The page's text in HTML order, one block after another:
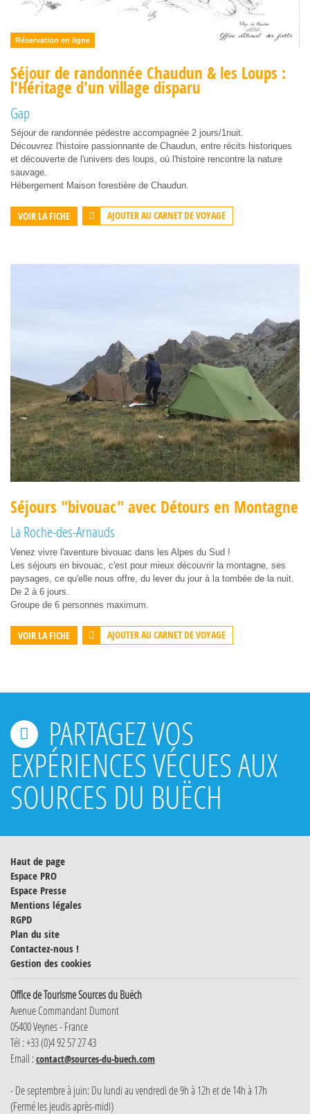
Réservation en ligne
Séjour de randonnée Chaudun & les Loups :
l'Héritage d'un village disparu
Gap
Séjour de randonnée pédestre accompagnée 2 jours/1nuit.
Découvrez l'histoire passionnante de Chaudun, entre récits historiques
et découverte de l'univers des loups, où l'histoire rencontre la nature
sauvage.
Hébergement Maison forestière de Chaudun.
VOIR LA FICHE AJOUTER AU CARNET DE VOYAGE
Séjours "bivouac" avec Détours en Montagne
La Roche-des-Arnauds
Venez vivre l'aventure bivouac dans les Alpes du Sud !
Les séjours en bivouac, c'est pour mieux découvrir la montagne, ses
paysages, ce qu'elle nous offre, du lever du jour à la tombée de la nuit.
De 2 à 6 jours.
Groupe de 6 personnes maximum.
VOIR LA FICHE AJOUTER AU CARNET DE VOYAGE
PARTAGEZ VOS
EXPÉRIENCES VÉCUES AUX
SOURCES DU BUËCH
Haut de page
Espace PRO
Espace Presse
Mentions légales
RGPD
Plan du site
Contactez-nous !
Gestion des cookies
Office de Tourisme Sources du Buëch
Avenue Commandant Dumont
05400 Veynes - France
Tél : +33 (0)4 92 57 27 43
Email :contact@sources-du-buech.com
- De septembre à juin: Du lundi au vendredi de 9h à 12h et de 14h à 17h
(Fermé les jeudis après-midi)